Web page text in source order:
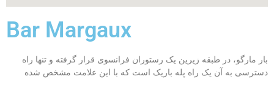
Bar Margaux
بار مارگو، در طبقه زیرین یک رستوران فرانسوی قرار گرفته و تنها راه
دسترسی به آن یک راه پله باریک است که با این علامت مشخص شده